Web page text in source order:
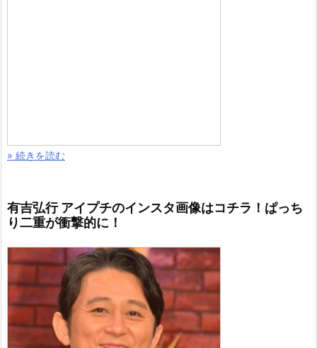
» 続きを読む
有吉弘行 アイプチのインスタ画像はコチラ！ぱっち
り二重が衝撃的に！